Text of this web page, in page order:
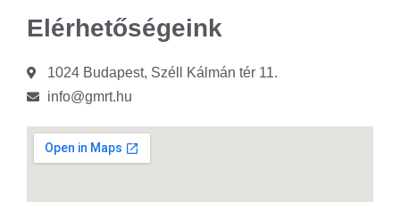
Elérhetőségeink
1024 Budapest, Széll Kálmán tér 11.
info@gmrt.hu